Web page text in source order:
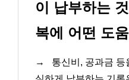
이 납부하는
복에 어떤 도
→
통신비, 공과금 등